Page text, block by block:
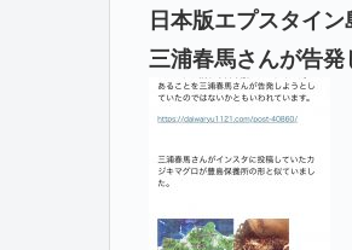
日本版エプスタイ
三浦春馬さんが告発